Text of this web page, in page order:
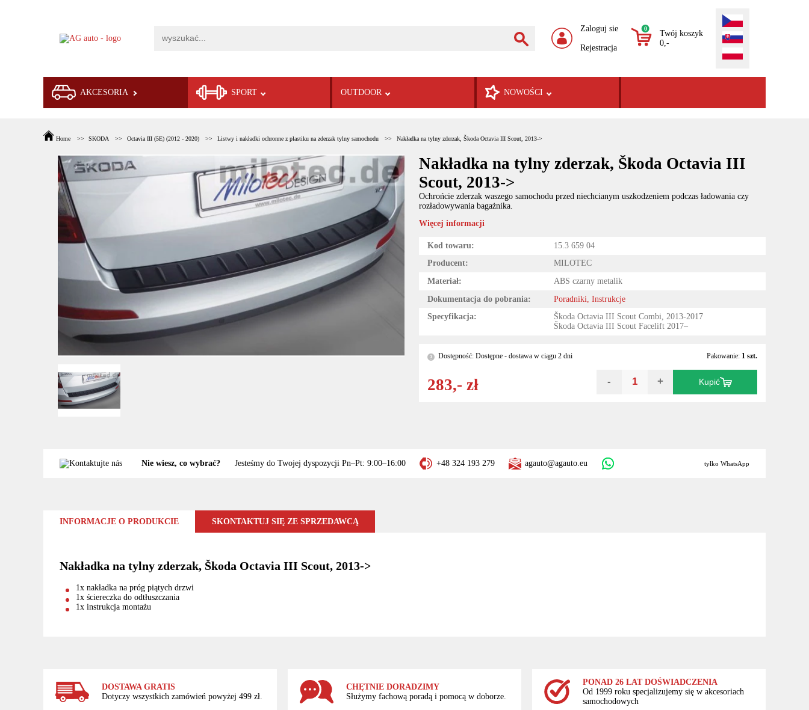
Zaloguj sie
Rejestracja
0
Twój koszyk
0,-
AKCESORIA SPORT OUTDOOR NOWOŚCI
Home SKODA Octavia III (5E) (2012 - 2020) Listwy i nakładki ochronne z plastiku na zderzak tylny samochodu Nakładka na tylny zderzak, Škoda Octavia III Scout, 2013->
Nakładka na tylny zderzak, Škoda Octavia III
Scout, 2013->
Ochrońcie zderzak waszego samochodu przed niechcianym uszkodzeniem podczas ładowania czy
rozładowywania bagażnika.
Więcej informacji
Kod towaru:
15.3 659 04
Producent:
MILOTEC
Materiał:
ABS czarny metalik
Dokumentacja do pobrania:
Poradniki, Instrukcje
Specyfikacja:
Škoda Octavia III Scout Combi, 2013-2017
Škoda Octavia III Scout Facelift 2017–
? Dostępność: Dostępne - dostawa w ciągu 2 dni Pakowanie: 1 szt.
283,- zł - + Kupić
Nie wiesz, co wybrać? Jesteśmy do Twojej dyspozycji Pn–Pt: 9:00–16:00 +48 324 193 279 agauto@agauto.eu tyłko WhatsApp
INFORMACJE O PRODUKCIE SKONTAKTUJ SIĘ ZE SPRZEDAWCĄ
Nakładka na tylny zderzak, Škoda Octavia III Scout, 2013->
1x nakładka na próg piątych drzwi
1x ściereczka do odtłuszczania
1x instrukcja montażu
DOSTAWA GRATIS
Dotyczy wszystkich zamówień powyżej 499 zł.
CHĘTNIE DORADZIMY
Służymy fachową poradą i pomocą w doborze.
PONAD 26 LAT DOŚWIADCZENIA
Od 1999 roku specjalizujemy się w akcesoriach
samochodowych